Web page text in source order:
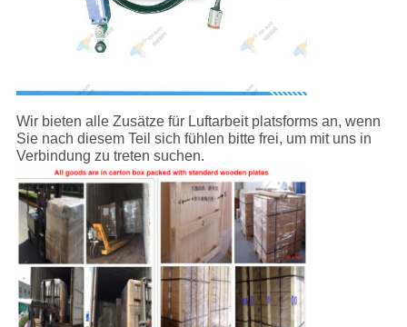
Wir bieten alle Zusätze für Luftarbeit platsforms an, wenn
Sie nach diesem Teil sich fühlen bitte frei, um mit uns in
Verbindung zu treten suchen.